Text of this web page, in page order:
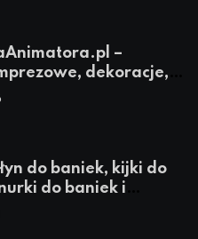
–
dekoracje,
dla animatorów
do baniek, kijki do
do baniek i
baniek